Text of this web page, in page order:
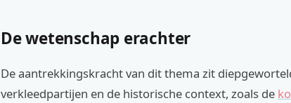
De wetenschap erachter
De aantrekkingskracht van dit thema zit
verkleedpartijen en de historische context, zoals de